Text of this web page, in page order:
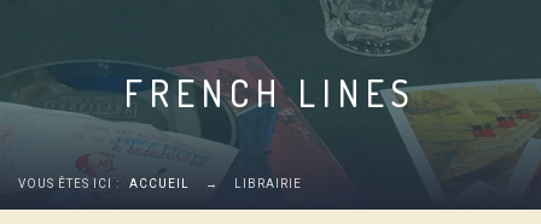
FRENCH LINES
VOUS ÊTES ICI : ACCUEIL → LIBRAIRIE